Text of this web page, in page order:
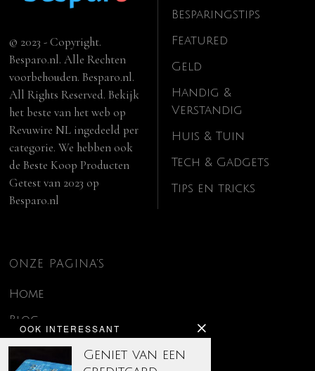
OOK INTERESSANT
Geniet van een
© 2023 - Copyright.
Besparo.nl. Alle Rechten
voorbehouden. Besparo.nl.
All Rights Reserved. Bekijk
het beste van het web op
Revuwire NL ingedeeld per
categorie. We hebben ook
deBeste Koop Producten
Getest van 2023 op
Besparo.nl
Besparingstips
Featured
Geld
Handig &
Verstandig
Huis & Tuin
Tech & Gadgets
Tips en tricks
ONZE PAGINA’S
Home
Blog
Contact